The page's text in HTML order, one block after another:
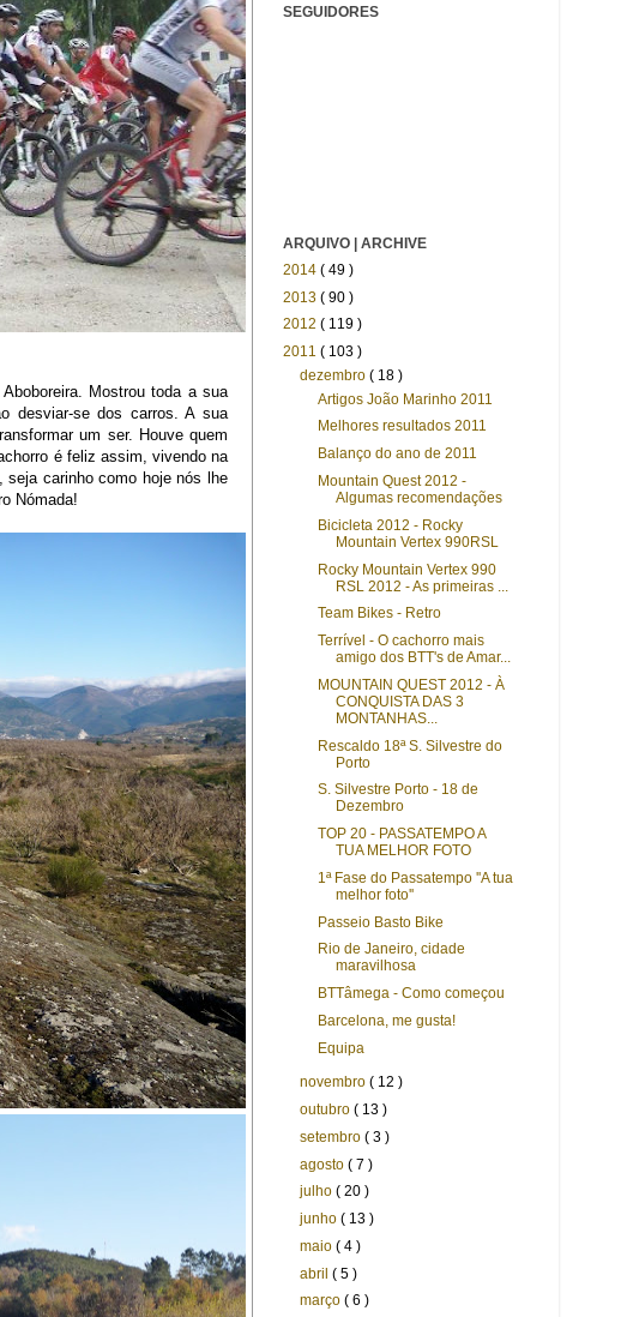
Mostrou toda a sua
desviar-se dos carros. A sua
um ser. Houve quem
é feliz assim, vivendo na
seja carinho como hoje nós lhe
Nómada!
SEGUIDORES
ARQUIVO | ARCHIVE
2014 ( 49 )
2013 ( 90 )
2012 ( 119 )
2011 ( 103 )
dezembro( 18 )
Artigos João Marinho 2011
Melhores resultados 2011
Balanço do ano de 2011
Mountain Quest 2012 -
Algumas recomendações
Bicicleta 2012 - Rocky
Mountain Vertex 990RSL
Rocky Mountain Vertex 990
RSL 2012 - As primeiras ...
Team Bikes - Retro
Terrível - O cachorro mais
amigo dos BTT's de Amar...
MOUNTAIN QUEST 2012 - À
CONQUISTA DAS 3
MONTANHAS...
Rescaldo 18ª S. Silvestre do
Porto
S. Silvestre Porto - 18 de
Dezembro
TOP 20 - PASSATEMPO A
TUA MELHOR FOTO
1ª Fase do Passatempo ''A tua
melhor foto''
Passeio Basto Bike
Rio de Janeiro, cidade
maravilhosa
BTTâmega - Como começou
Barcelona, me gusta!
Equipa
novembro( 12 )
outubro( 13 )
setembro( 3 )
agosto( 7 )
julho( 20 )
junho( 13 )
maio( 4 )
abril( 5 )
março( 6 )